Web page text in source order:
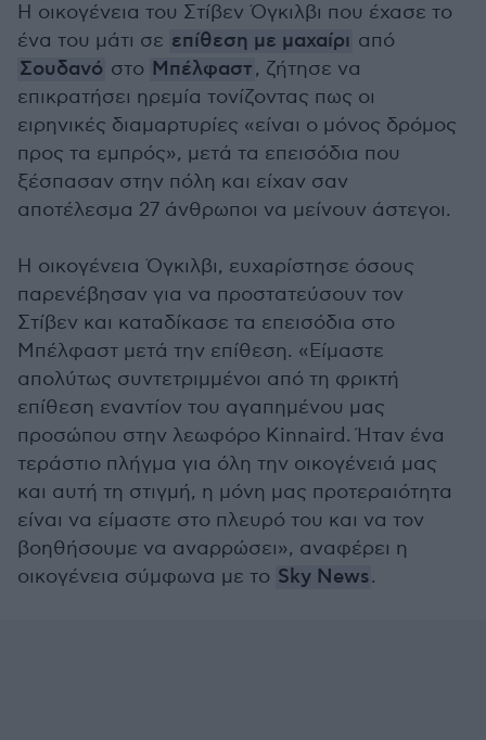
Η οικογένεια του Στίβεν Όγκιλβι που έχασε το
ένα του μάτι σε επίθεση με μαχαίρι από
Σουδανό στο Μπέλφαστ, ζήτησε να
επικρατήσει ηρεμία τονίζοντας πως οι
ειρηνικές διαμαρτυρίες «είναι ο μόνος δρόμος
προς τα εμπρός», μετά τα επεισόδια που
ξέσπασαν στην πόλη και είχαν σαν
αποτέλεσμα 27 άνθρωποι να μείνουν άστεγοι.
Η οικογένεια Όγκιλβι, ευχαρίστησε όσους
παρενέβησαν για να προστατεύσουν τον
Στίβεν και καταδίκασε τα επεισόδια στο
Μπέλφαστ μετά την επίθεση. «Είμαστε
απολύτως συντετριμμένοι από τη φρικτή
επίθεση εναντίον του αγαπημένου μας
προσώπου στην λεωφόρο Kinnaird. Ήταν ένα
τεράστιο πλήγμα για όλη την οικογένειά μας
και αυτή τη στιγμή, η μόνη μας προτεραιότητα
είναι να είμαστε στο πλευρό του και να τον
βοηθήσουμε να αναρρώσει», αναφέρει η
οικογένεια σύμφωνα με το Sky News.